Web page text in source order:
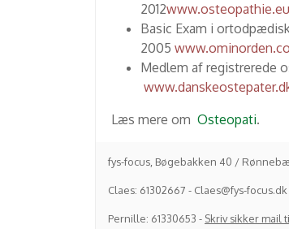
2012
Basic Exam i
2005
Medlem af
Læs mere om Osteopati.
fys-focus, Bøgebakken 40 /
Claes: 61302667 - Claes@fys-focus.dk
Pernille: 61330653 - Skriv sikker mail